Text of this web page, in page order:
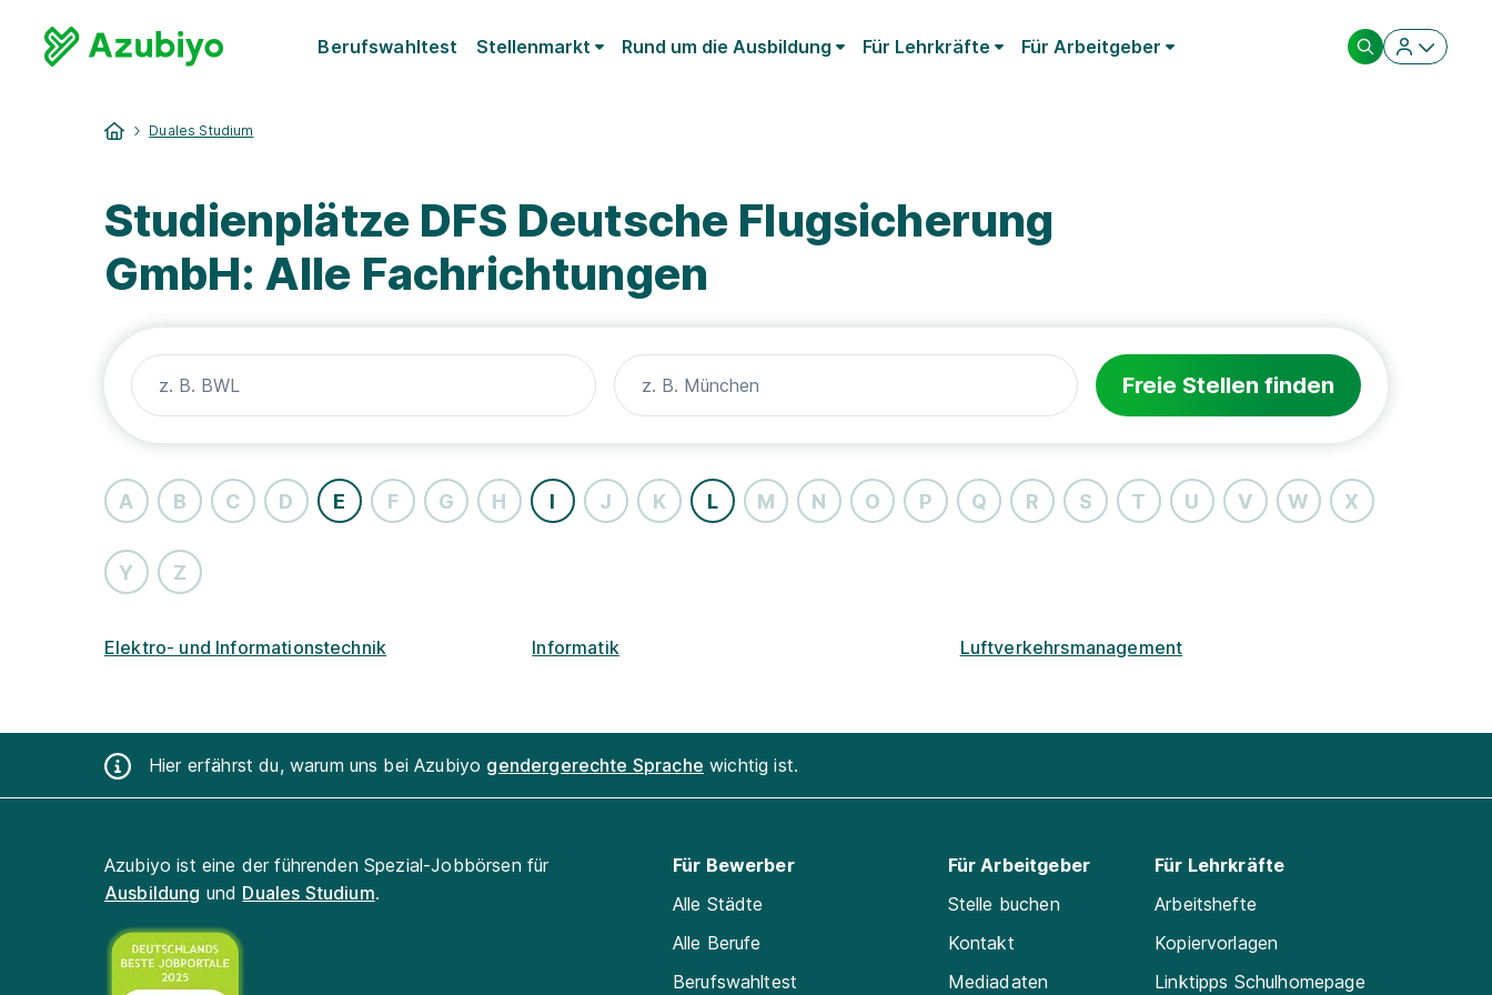
Berufswahltest Stellenmarkt Rund um die Ausbildung Für Lehrkräfte Für Arbeitgeber
Duales Studium
Studienplätze DFS Deutsche Flugsicherung
GmbH: Alle Fachrichtungen
Freie Stellen finden
A B C D E F G H I J K L M N O P Q R S T U V W X
Y Z
Elektro- und Informationstechnik Informatik Luftverkehrsmanagement
Hier erfährst du, warum uns bei Azubiyo gendergerechte Sprache wichtig ist.
Azubiyo ist eine der führenden Spezial-Jobbörsen für
Ausbildung und Duales Studium.
Für Bewerber
Alle Städte
Alle Berufe
Berufswahltest
Für Arbeitgeber
Stelle buchen
Kontakt
Mediadaten
Für Lehrkräfte
Arbeitshefte
Kopiervorlagen
Linktipps Schulhomepage